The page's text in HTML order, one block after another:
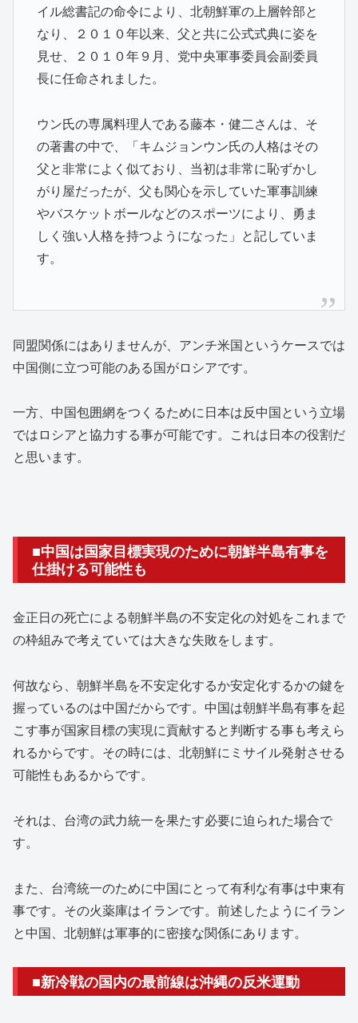
イル総書記の命令により、北朝鮮軍の上層幹部と
なり、２０１０年以来、父と共に公式式典に姿を
見せ、２０１０年９月、党中央軍事委員会副委員
長に任命されました。
ウン氏の専属料理人である藤本・健二さんは、そ
の著書の中で、「キムジョンウン氏の人格はその
父と非常によく似ており、当初は非常に恥ずかし
がり屋だったが、父も関心を示していた軍事訓練
やバスケットボールなどのスポーツにより、勇ま
しく強い人格を持つようになった」と記していま
す。
同盟関係にはありませんが、アンチ米国というケースでは
中国側に立つ可能のある国がロシアです。
一方、中国包囲網をつくるために日本は反中国という立場
ではロシアと協力する事が可能です。これは日本の役割だ
と思います。
■中国は国家目標実現のために朝鮮半島有事を
仕掛ける可能性も
金正日の死亡による朝鮮半島の不安定化の対処をこれまで
の枠組みで考えていては大きな失敗をします。
何故なら、朝鮮半島を不安定化するか安定化するかの鍵を
握っているのは中国だからです。中国は朝鮮半島有事を起
こす事が国家目標の実現に貢献すると判断する事も考えら
れるからです。その時には、北朝鮮にミサイル発射させる
可能性もあるからです。
それは、台湾の武力統一を果たす必要に迫られた場合で
す。
また、台湾統一のために中国にとって有利な有事は中東有
事です。その火薬庫はイランです。前述したようにイラン
と中国、北朝鮮は軍事的に密接な関係にあります。
■新冷戦の国内の最前線は沖縄の反米運動